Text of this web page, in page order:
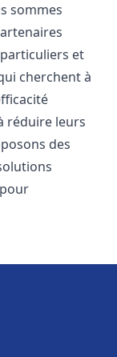
sommes
et
cherchent à
réduire leurs
des